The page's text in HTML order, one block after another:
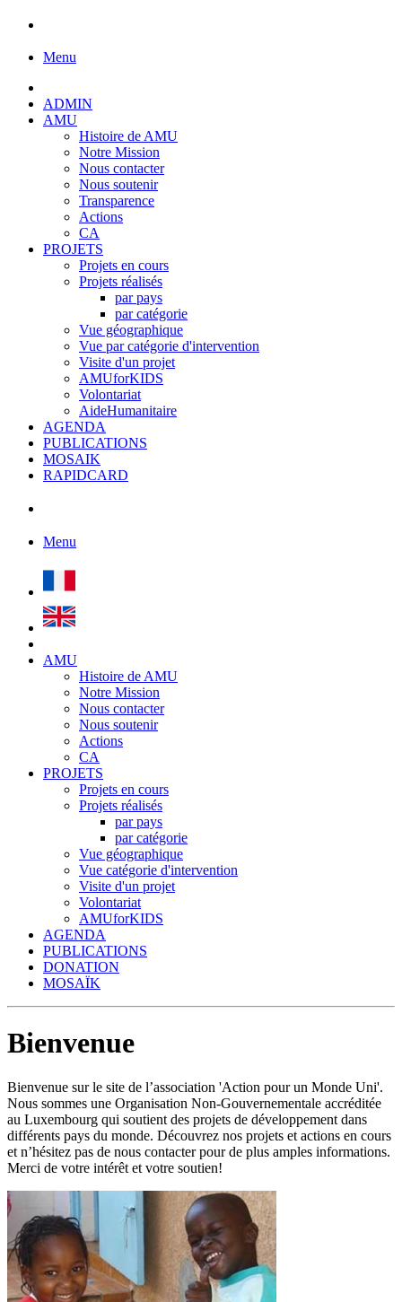
Menu
ADMIN
AMU
Histoire de AMU
Notre Mission
Nous contacter
Nous soutenir
Transparence
Actions
CA
PROJETS
Projets en cours
Projets réalisés
par pays
par catégorie
Vue géographique
Vue par catégorie d'intervention
Visite d'un projet
AMUforKIDS
Volontariat
AideHumanitaire
AGENDA
PUBLICATIONS
MOSAIK
RAPIDCARD
Menu
AMU
Histoire de AMU
Notre Mission
Nous contacter
Nous soutenir
Actions
CA
PROJETS
Projets en cours
Projets réalisés
par pays
par catégorie
Vue géographique
Vue catégorie d'intervention
Visite d'un projet
Volontariat
AMUforKIDS
AGENDA
PUBLICATIONS
DONATION
MOSAÏK
Bienvenue
Bienvenue sur le site de l’association 'Action pour un Monde Uni'.
Nous sommes une Organisation Non-Gouvernementale accréditée
au Luxembourg qui soutient des projets de développement dans
différents pays du monde. Découvrez nos projets et actions en cours
et n’hésitez pas de nous contacter pour de plus amples informations.
Merci de votre intérêt et votre soutien!